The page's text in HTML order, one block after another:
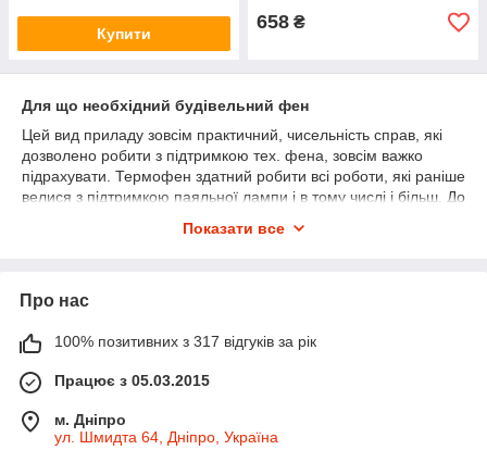
Купити
658 ₴
Для що необхідний будівельний фен
Цей вид приладу зовсім практичний, чисельність справ, які
дозволено робити з підтримкою тех. фена, зовсім важко
підрахувати. Термофен здатний робити всі роботи, які раніше
велися з підтримкою паяльної лампи і в тому числі і більш. До
наданого електроінструменту, дозволено віднести:
· расплавка різного який був використаний;
· анулювання лаків, фарби перед дією високої температури;
· пайка оловом;
· сушка площин;
· усунення олова;
Показати все
Про нас
100% позитивних з 317 відгуків за рік
Працює з 05.03.2015
м. Дніпро
ул. Шмидта 64, Дніпро, Україна